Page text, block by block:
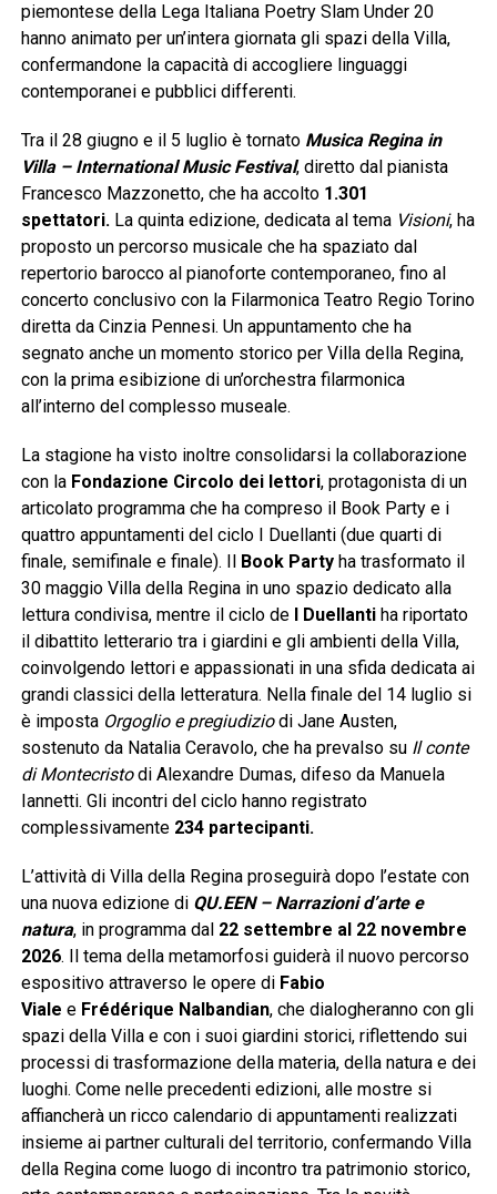
piemontese della Lega Italiana Poetry Slam Under 20
hanno animato per un’intera giornata gli spazi della Villa,
confermandone la capacità di accogliere linguaggi
contemporanei e pubblici differenti.
Tra il 28 giugno e il 5 luglio è tornato Musica Regina in
Villa – International Music Festival, diretto dal pianista
Francesco Mazzonetto, che ha accolto 1.301
spettatori.La quinta edizione, dedicata al tema Visioni, ha
proposto un percorso musicale che ha spaziato dal
repertorio barocco al pianoforte contemporaneo, fino al
concerto conclusivo con la Filarmonica Teatro Regio Torino
diretta da Cinzia Pennesi. Un appuntamento che ha
segnato anche un momento storico per Villa della Regina,
con la prima esibizione di un’orchestra filarmonica
all’interno del complesso museale.
La stagione ha visto inoltre consolidarsi la collaborazione
con la Fondazione Circolo dei lettori, protagonista di un
articolato programma che ha compreso il Book Party e i
quattro appuntamenti del ciclo I Duellanti (due quarti di
finale, semifinale e finale). Il Book Partyha trasformato il
30 maggio Villa della Regina in uno spazio dedicato alla
lettura condivisa, mentre il ciclo de I Duellantiha riportato
il dibattito letterario tra i giardini e gli ambienti della Villa,
coinvolgendo lettori e appassionati in una sfida dedicata ai
grandi classici della letteratura. Nella finale del 14 luglio si
è imposta Orgoglio e pregiudiziodi Jane Austen,
sostenuto da Natalia Ceravolo, che ha prevalso su Il conte
di Montecristodi Alexandre Dumas, difeso da Manuela
Iannetti. Gli incontri del ciclo hanno registrato
complessivamente 234 partecipanti.
L’attività di Villa della Regina proseguirà dopo l’estate con
una nuova edizione di QU.EEN – Narrazioni d’arte e
natura, in programma dal 22 settembre al 22 novembre
2026. Il tema della metamorfosi guiderà il nuovo percorso
espositivo attraverso le opere di Fabio
Viale e Frédérique Nalbandian, che dialogheranno con gli
spazi della Villa e con i suoi giardini storici, riflettendo sui
processi di trasformazione della materia, della natura e dei
luoghi. Come nelle precedenti edizioni, alle mostre si
affiancherà un ricco calendario di appuntamenti realizzati
insieme ai partner culturali del territorio, confermando Villa
della Regina come luogo di incontro tra patrimonio storico,